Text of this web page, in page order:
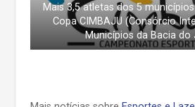
Mais 3,5 atletas dos 5
Copa CIMBAJU (Consórcio
Municípios da Bacia do